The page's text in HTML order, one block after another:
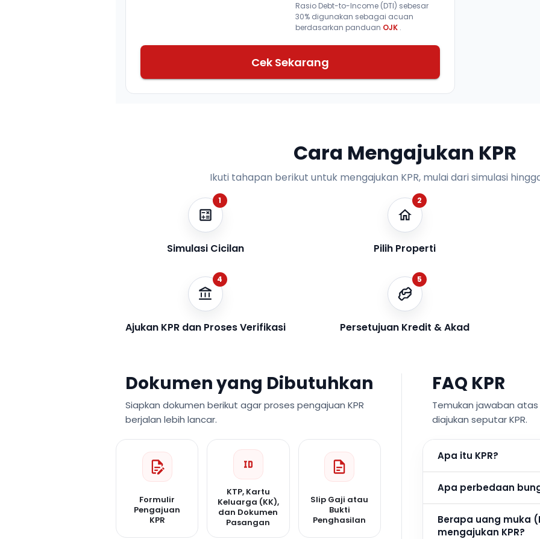
Rasio Debt-to-Income (DTI) sebesar
30% digunakan sebagai acuan
berdasarkan panduan OJK .
Cek Sekarang
Cara Mengajukan KPR
Ikuti tahapan berikut untuk mengajukan KPR, mulai dari simulasi
1
Simulasi Cicilan
2
Pilih Properti
4
Ajukan KPR dan Proses Verifikasi
5
Persetujuan Kredit & Akad
Dokumen yang Dibutuhkan
Siapkan dokumen berikut agar proses pengajuan KPR
berjalan lebih lancar.
Formulir
Pengajuan
KPR
KTP, Kartu
Keluarga (KK),
dan Dokumen
Pasangan
Slip Gaji atau
Bukti
Penghasilan
FAQ KPR
Temukan jawaban
diajukan seputar KPR.
Apa itu KPR?
Apa perbedaan
Berapa uang muka
mengajukan KPR?